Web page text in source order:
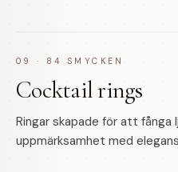
09 · 84 SMYCKEN
Cocktail rings
Ringar skapade för att
uppmärksamhet med